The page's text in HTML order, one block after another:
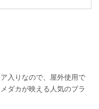
入りなので、屋外使用で
ダカが映える人気のブラ